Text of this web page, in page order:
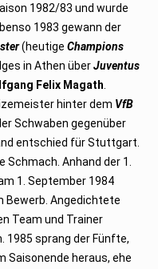
1982/83 und wurde
1983 gewann der
(heutigeChampions
in Athen überJuventus
Felix Magath
hinter dem VfB
Schwaben gegenüber
entschied für Stuttgart.
Schmach. Anhand der 1.
1. September 1984
Bewerb. Angedichtete
Team und Trainer
1985 sprang der Fünfte,
Saisonende heraus, ehe